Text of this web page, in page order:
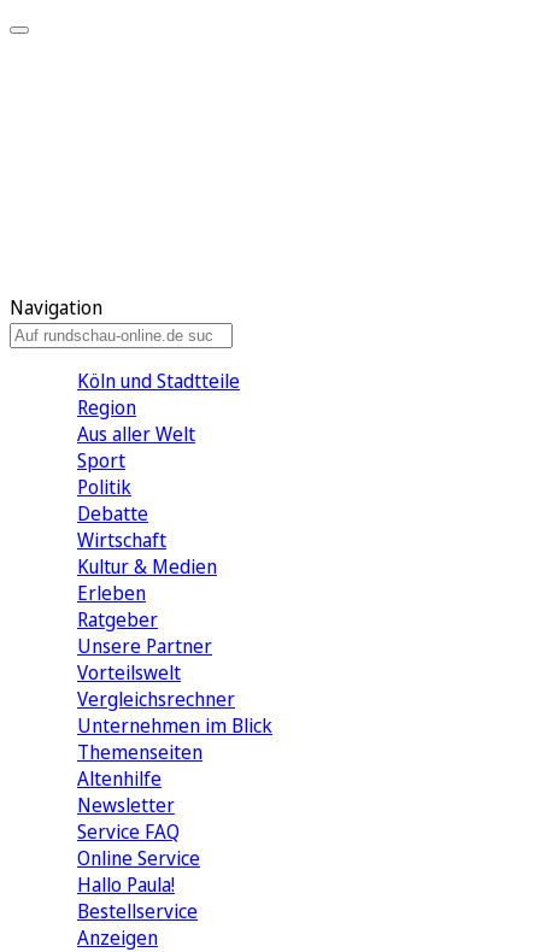
Navigation
Köln und Stadtteile
Region
Aus aller Welt
Sport
Politik
Debatte
Wirtschaft
Kultur & Medien
Erleben
Ratgeber
Unsere Partner
Vorteilswelt
Vergleichsrechner
Unternehmen im Blick
Themenseiten
Altenhilfe
Newsletter
Service FAQ
Online Service
Hallo Paula!
Bestellservice
Anzeigen